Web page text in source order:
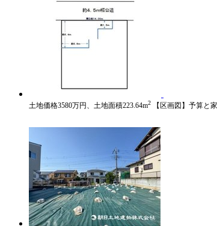
土地価格3580万円、土地面積223.64m2 【区画図】予算と